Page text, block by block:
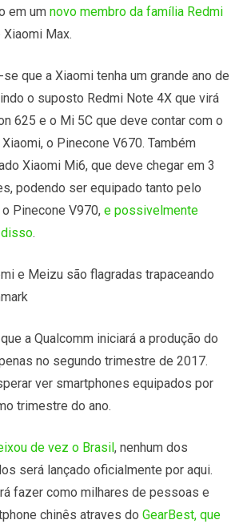
em um novo membro da família Redmi
Max.
que a Xiaomi tenha um grande ano de
o suposto Redmi Note 4X que virá
625 e o Mi 5C que deve contar com o
o Pinecone V670. Também
Xiaomi Mi6, que deve chegar em 3
podendo ser equipado tanto pelo
Pinecone V970, e possivelmente
disso.
e Meizu são flagradas trapaceando
a Qualcomm iniciará a produção do
no segundo trimestre de 2017.
ver smartphones equipados por
trimestre do ano.
de vez o Brasil, nenhum dos
será lançado oficialmente por aqui.
fazer como milhares de pessoas e
chinês atraves do GearBest, que